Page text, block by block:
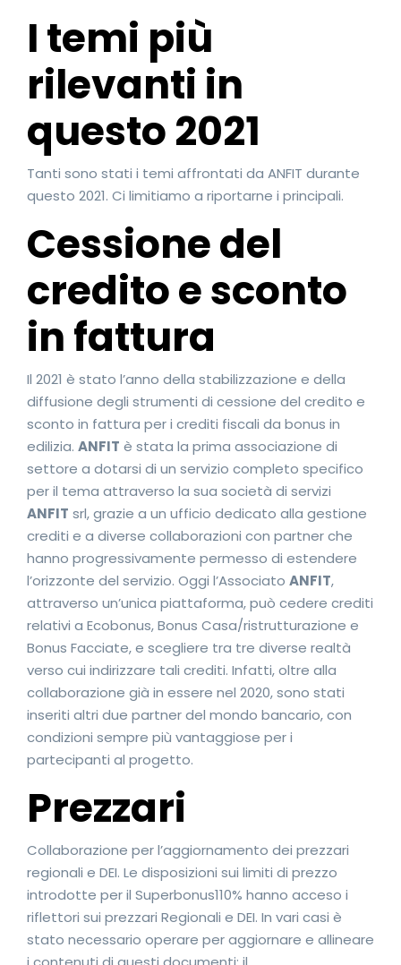
I temi più
rilevanti in
questo 2021
Tanti sono stati i temi affrontati da ANFIT durante
questo 2021. Ci limitiamo a riportarne i principali.
Cessione del
credito e sconto
in fattura
Il 2021 è stato l’anno della stabilizzazione e della
diffusione degli strumenti di cessione del credito e
sconto in fattura per i crediti fiscali da bonus in
edilizia. ANFIT è stata la prima associazione di
settore a dotarsi di un servizio completo specifico
per il tema attraverso la sua società di servizi
ANFIT srl, grazie a un ufficio dedicato alla gestione
crediti e a diverse collaborazioni con partner che
hanno progressivamente permesso di estendere
l’orizzonte del servizio. Oggi l’Associato ANFIT,
attraverso un’unica piattaforma, può cedere crediti
relativi a Ecobonus, Bonus Casa/ristrutturazione e
Bonus Facciate, e scegliere tra tre diverse realtà
verso cui indirizzare tali crediti. Infatti, oltre alla
collaborazione già in essere nel 2020, sono stati
inseriti altri due partner del mondo bancario, con
condizioni sempre più vantaggiose per i
partecipanti al progetto.
Prezzari
Collaborazione per l’aggiornamento dei prezzari
regionali e DEI. Le disposizioni sui limiti di prezzo
introdotte per il Superbonus110% hanno acceso i
riflettori sui prezzari Regionali e DEI. In vari casi è
stato necessario operare per aggiornare e allineare